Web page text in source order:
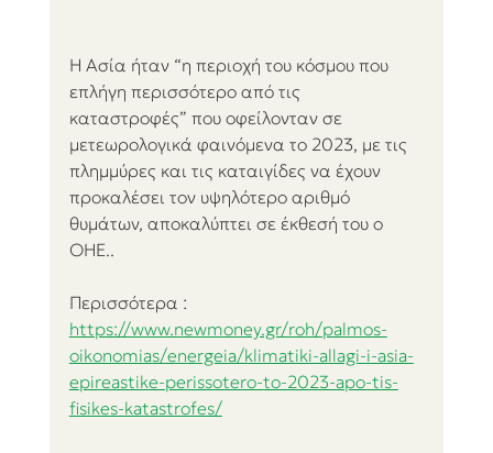
Η Ασία ήταν “η περιοχή του κόσμου που
επλήγη περισσότερο από τις
καταστροφές” που οφείλονταν σε
μετεωρολογικά φαινόμενα το 2023, με τις
πλημμύρες και τις καταιγίδες να έχουν
προκαλέσει τον υψηλότερο αριθμό
θυμάτων, αποκαλύπτει σε έκθεσή του ο
ΟΗΕ..
Περισσότερα :
https://www.newmoney.gr/roh/palmos-
oikonomias/energeia/klimatiki-allagi-i-asia-
epireastike-perissotero-to-2023-apo-tis-
fisikes-katastrofes/